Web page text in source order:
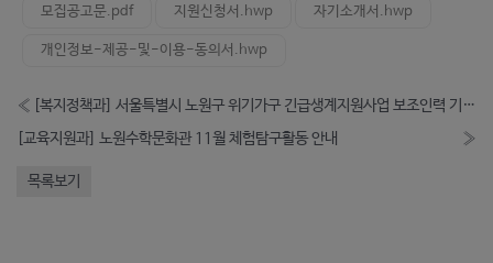
모집공고문.pdf 지원신청서.hwp 자기소개서.hwp
개인정보-제공-및-이용-동의서.hwp
«
[복지정책과] 서울특별시 노원구 위기가구 긴급생계지원사업 보조인력 기간제근로자 추가 채용공고 (긴급)
[교육지원과] 노원수학문화관 11월 체험탐구활동 안내
»
목록보기